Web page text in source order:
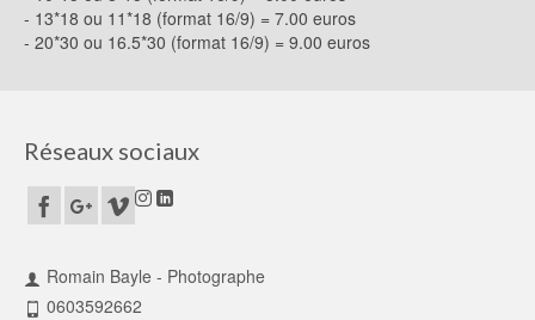
- 13*18 ou 11*18 (format 16/9) = 7.00 euros
- 20*30 ou 16.5*30 (format 16/9) = 9.00 euros
Réseaux sociaux
Romain Bayle - Photographe
0603592662